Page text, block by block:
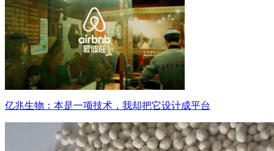
亿兆生物：本是一项技术，我却把它设计成平台